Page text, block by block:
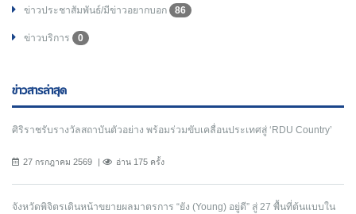
ข่าวประชาสัมพันธ์/มีข่าวอยากบอก 86
ข่าวบริการ 0
ข่าวสารล่าสุด
ศิริราชรับรางวัลสถาบันตัวอย่าง พร้อมร่วมขับเคลื่อนประเทศสู่ ‘RDU Country’
27 กรกฎาคม 2569 อ่าน 175 ครั้ง
จังหวัดพิจิตรเดินหน้าขยายผลมาตรการ “ยัง (Young) อยู่ดี” สู่ 27 พื้นที่ต้นแบบใน